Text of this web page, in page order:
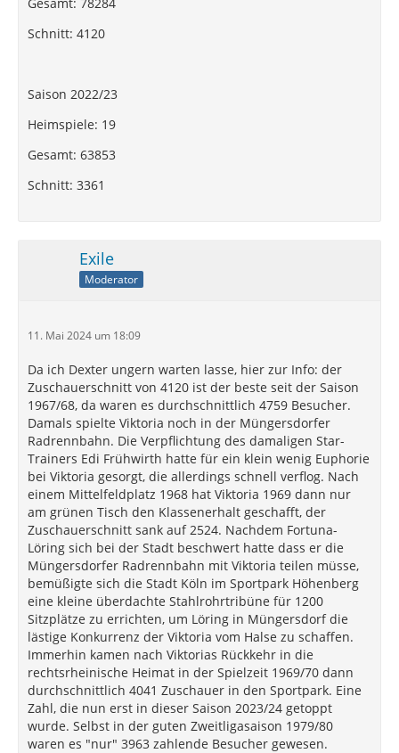
Schnitt: 4120
Saison 2022/23
Heimspiele: 19
Gesamt: 63853
Schnitt: 3361
Exile
Moderator
11. Mai 2024 um 18:09
Da ich Dexter ungern warten lasse, hier zur Info: der
Zuschauerschnitt von 4120 ist der beste seit der Saison
1967/68, da waren es durchschnittlich 4759 Besucher.
Damals spielte Viktoria noch in der Müngersdorfer
Radrennbahn. Die Verpflichtung des damaligen Star-
Trainers Edi Frühwirth hatte für ein klein wenig Euphorie
bei Viktoria gesorgt, die allerdings schnell verflog. Nach
einem Mittelfeldplatz 1968 hat Viktoria 1969 dann nur
am grünen Tisch den Klassenerhalt geschafft, der
Zuschauerschnitt sank auf 2524. Nachdem Fortuna-
Löring sich bei der Stadt beschwert hatte dass er die
Müngersdorfer Radrennbahn mit Viktoria teilen müsse,
bemüßigte sich die Stadt Köln im Sportpark Höhenberg
eine kleine überdachte Stahlrohrtribüne für 1200
Sitzplätze zu errichten, um Löring in Müngersdorf die
lästige Konkurrenz der Viktoria vom Halse zu schaffen.
Immerhin kamen nach Viktorias Rückkehr in die
rechtsrheinische Heimat in der Spielzeit 1969/70 dann
durchschnittlich 4041 Zuschauer in den Sportpark. Eine
Zahl, die nun erst in dieser Saison 2023/24 getoppt
wurde. Selbst in der guten Zweitligasaison 1979/80
waren es "nur" 3963 zahlende Besucher gewesen.